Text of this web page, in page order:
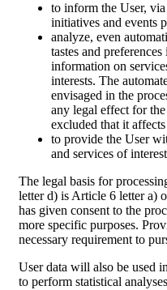
to inform the User,
initiatives and events
analyze, even
tastes and
information on
interests. The
envisaged in the
any legal effect for
excluded that it
to provide the User
and services of
The legal basis for
letter d) is Article 6 letter a)
has given consent to the
more specific purposes.
necessary requirement to
User data will also be used
to perform statistical